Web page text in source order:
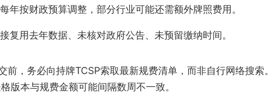
年按财政预算调整，部分行业可能还需额外牌照费用。
复用去年数据、未核对政府公告、未预留缴纳时间。
前，务必向持牌TCSP索取最新规费清单，而非自行网络搜索
版本与规费金额可能间隔数周不一致。